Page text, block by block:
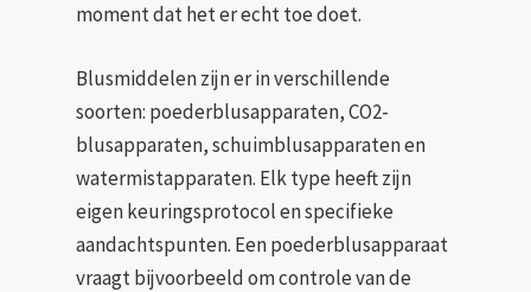
moment dat het er echt toe doet.
Blusmiddelen zijn er in verschillende
soorten: poederblusapparaten, CO2-
blusapparaten, schuimblusapparaten en
watermistapparaten. Elk type heeft zijn
eigen keuringsprotocol en specifieke
aandachtspunten. Een poederblusapparaat
vraagt bijvoorbeeld om controle van de